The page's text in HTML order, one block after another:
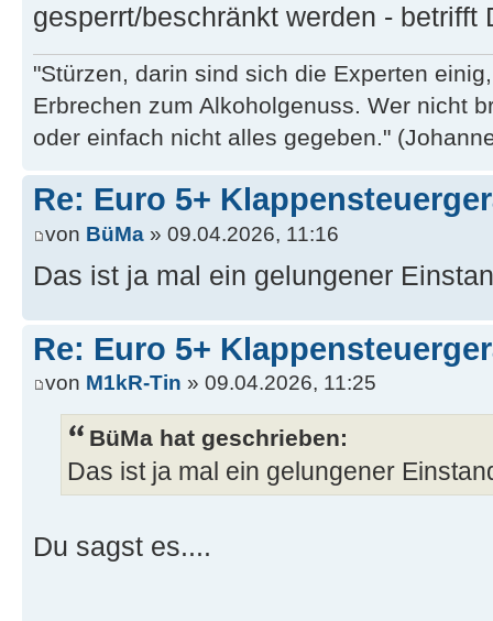
gesperrt/beschränkt werden -
"Stürzen, darin sind sich die Experten
Erbrechen zum Alkoholgenuss. Wer nicht
oder einfach nicht alles gegeben."
Re: Euro 5+
von BüMa » 09.04.2026, 11:16
Das ist ja mal ein gelungener
Re: Euro 5+
von M1kR-Tin » 09.04.2026, 11:25
BüMa hat geschrieben:
Das ist ja mal ein gelungener
Du sagst es....